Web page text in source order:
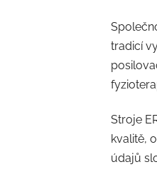
tradicí
Stroje
kvalitě,
údajů